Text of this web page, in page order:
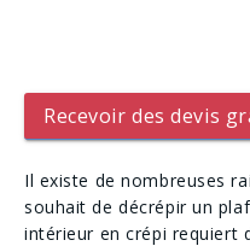
Recevoir des devis
Il existe de nombreuses
souhait de décrépir un
intérieur en crépi requiert